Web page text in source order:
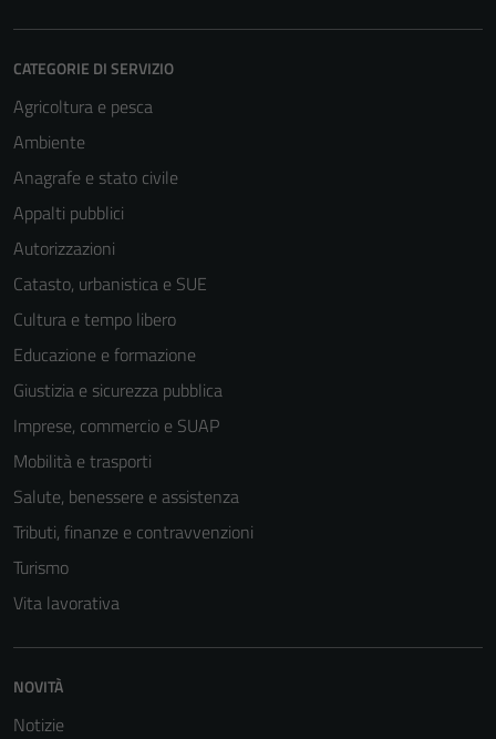
CATEGORIE DI SERVIZIO
Agricoltura e pesca
Ambiente
Anagrafe e stato civile
Appalti pubblici
Autorizzazioni
Catasto, urbanistica e SUE
Cultura e tempo libero
Educazione e formazione
Giustizia e sicurezza pubblica
Imprese, commercio e SUAP
Mobilità e trasporti
Salute, benessere e assistenza
Tributi, finanze e contravvenzioni
Turismo
Vita lavorativa
NOVITÀ
Notizie